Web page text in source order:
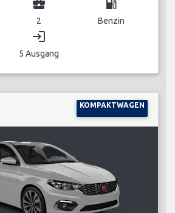
business_center
2
local_gas_station
Benzin
login
5 Ausgang
KOMPAKTWAGEN